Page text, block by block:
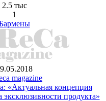
2.5 тыс
1
magazine
«Актуальная концепция
эксклюзивности продукта»